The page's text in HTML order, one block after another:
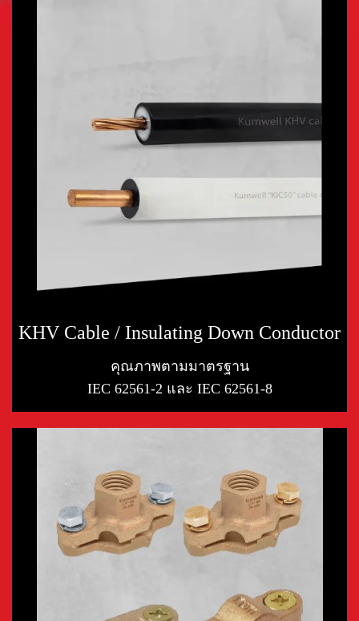
KHV Cable / Insulating Down Conductor
คุณภาพตามมาตรฐาน
IEC 62561-2 และ IEC 62561-8